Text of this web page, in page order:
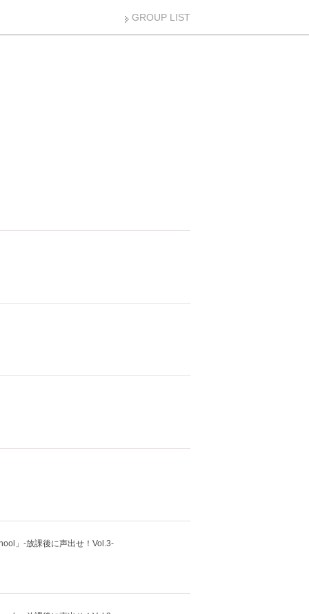
GROUP LIST
」-放課後に声出せ！Vol.3-